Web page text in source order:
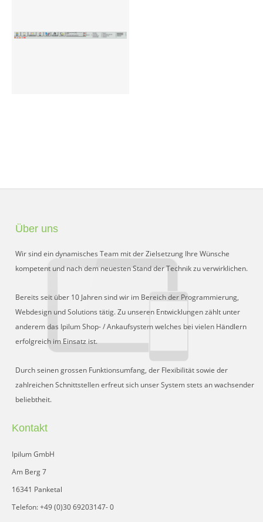
Sperrliste
Schnittstelle für Preisvergleiche
Liveeditor
Über uns
Wir sind ein dynamisches Team mit der Zielsetzung Ihre Wünsche
kompetent und nach dem neuesten Stand der Technik zu verwirklichen.
Bereits seit über 10 Jahren sind wir im Bereich der Programmierung,
Webdesign und Solutions tätig. Zu unseren Entwicklungen zählt unter
anderem das Ipilum Shop- / Ankaufsystem welches bei vielen Händlern
erfolgreich im Einsatz ist.
Durch seinen grossen Funktionsumfang, der Flexibilität sowie der
zahlreichen Schnittstellen erfreut sich unser System stets an wachsender
beliebtheit.
Kontakt
Ipilum GmbH
Am Berg 7
16341 Panketal
Telefon: +49 (0)30 69203147- 0